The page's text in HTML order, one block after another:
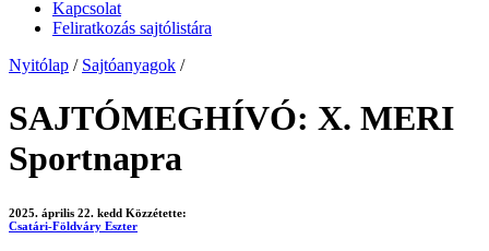
Kapcsolat
Feliratkozás sajtólistára
Nyitólap / Sajtóanyagok /
SAJTÓMEGHÍVÓ: X. MERI
Sportnapra
2025. április 22. kedd Közzétette:
Csatári-Földváry Eszter